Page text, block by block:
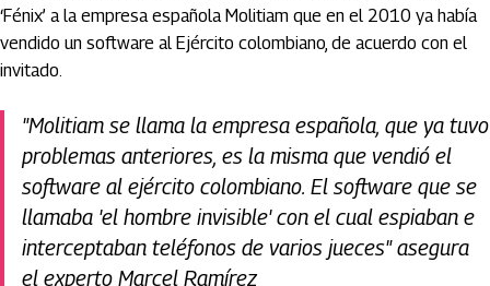
‘Fénix’ a la empresa española Molitiam que en el 2010 ya había
vendido un software al Ejército colombiano, de acuerdo con el
invitado.
"Molitiam se llama la empresa española, que ya tuvo
problemas anteriores, es la misma que vendió el
software al ejército colombiano. El software que se
llamaba 'el hombre invisible' con el cual espiaban e
interceptaban teléfonos de varios jueces" asegura
el experto Marcel Ramírez